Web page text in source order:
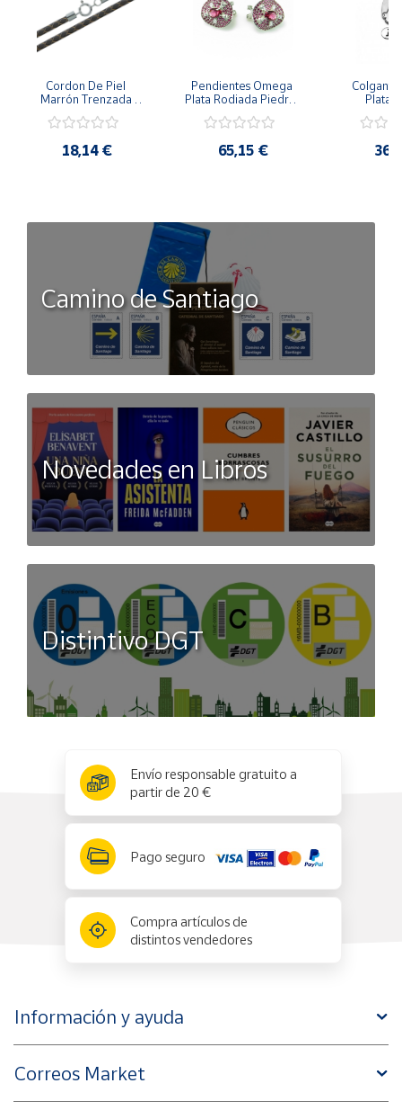
Cordon De Piel
Marrón Trenzada
Plata De 45Cm
18,14 €
Pendientes Omega
Plata Rodiada Piedras
65,15 €
Plata
Camino de Santiago
Novedades en Libros
Distintivo DGT
Envío responsable gratuito a
partir de 20 €
Pago seguro
Compra artículos de
distintos vendedores
Información y ayuda
Correos Market